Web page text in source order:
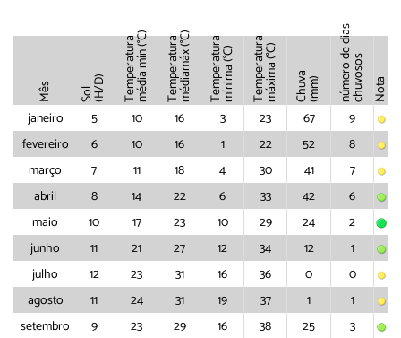
Mês Sol(H/D) Temperaturamédia
mín
(°C) Temperaturamédia
máx
(°C) Temperaturamínima
(°C) Temperaturamáxima
(°C)
Chuva(mm) número de diaschuvosos Nota
janeiro 5 10 16 3 23 67
9
fevereiro
6 10 16 1 22 52
8
março
7 11 18 4 30 41
7
abril
8 14 22 6 33 42
6
maio
10 17 23 10 29 24
2
junho
11 21 27 12 34 12
1
julho
12 23 31 16 36 0
0
agosto
11 24 31 19 37 1
1
setembro
9 23 29 16 38 25
3